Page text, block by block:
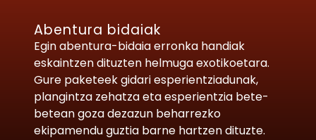
Abentura bidaiak
Egin abentura-bidaia erronka handiak
eskaintzen dituzten helmuga exotikoetara.
Gure paketeek gidari esperientziadunak,
plangintza zehatza eta esperientzia bete-
betean goza dezazun beharrezko
ekipamendu guztia barne hartzen dituzte.